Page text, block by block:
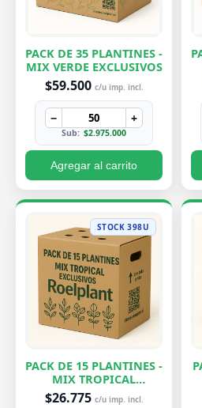
PACK DE 35 PLANTINES -
MIX VERDE EXCLUSIVOS
$59.500 c/u imp. incl.
− +
Sub: $2.975.000
Agregar al carrito
STOCK 398U
PACK DE 15 PLANTINES -
MIX TROPICAL
EXCLUSIVOS
$26.775 c/u imp. incl.